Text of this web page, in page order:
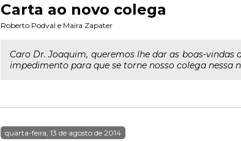
Carta ao novo colega
Roberto Podval e Maíra Zapater
Caro Dr. Joaquim, queremos lhe dar as boas-
impedimento para que se torne nosso colega nessa
quarta-feira, 13 de agosto de 2014